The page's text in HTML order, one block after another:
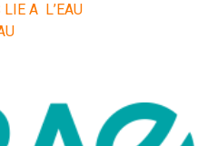
A L’EAU